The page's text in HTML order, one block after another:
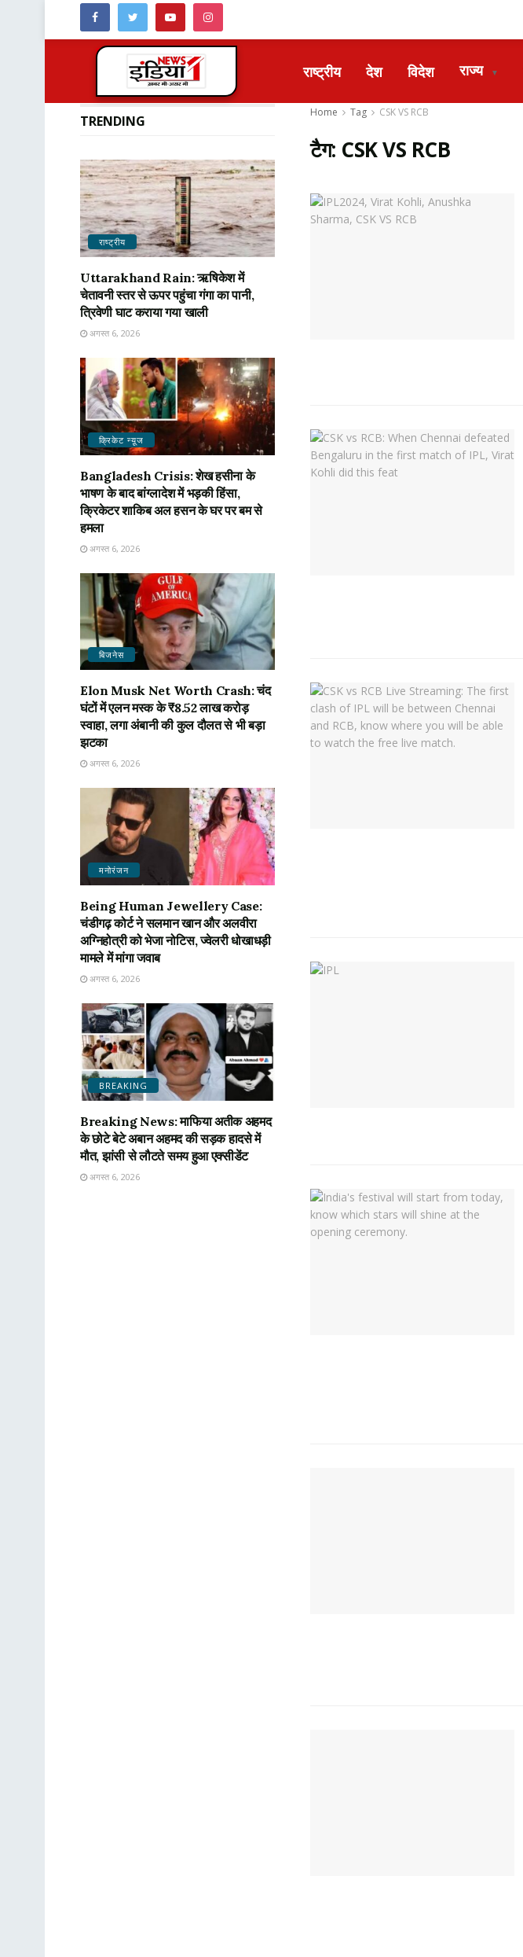
राष्ट्रीय देश विदेश राज्य ▼
Home Tag CSK VS RCB
टैग: CSK VS RCB
TRENDING
राष्ट्रीय
Uttarakhand Rain: ऋषिकेश में
चेतावनी स्तर से ऊपर पहुंचा गंगा का पानी,
त्रिवेणी घाट कराया गया खाली
अगस्त 6, 2026
क्रिकेट न्यू़ज
Bangladesh Crisis: शेख हसीना के
भाषण के बाद बांग्लादेश में भड़की हिंसा,
क्रिकेटर शाकिब अल हसन के घर पर बम से
हमला
अगस्त 6, 2026
बिजनेस
Elon Musk Net Worth Crash: चंद
घंटों में एलन मस्क के ₹8.52 लाख करोड़
स्वाहा, लगा अंबानी की कुल दौलत से भी बड़ा
झटका
अगस्त 6, 2026
मनोरंजन
Being Human Jewellery Case:
चंडीगढ़ कोर्ट ने सलमान खान और अलवीरा
अग्निहोत्री को भेजा नोटिस, ज्वेलरी धोखाधड़ी
मामले में मांगा जवाब
अगस्त 6, 2026
BREAKING
Breaking News: माफिया अतीक अहमद
के छोटे बेटे अबान अहमद की सड़क हादसे में
मौत, झांसी से लौटते समय हुआ एक्सीडेंट
अगस्त 6, 2026